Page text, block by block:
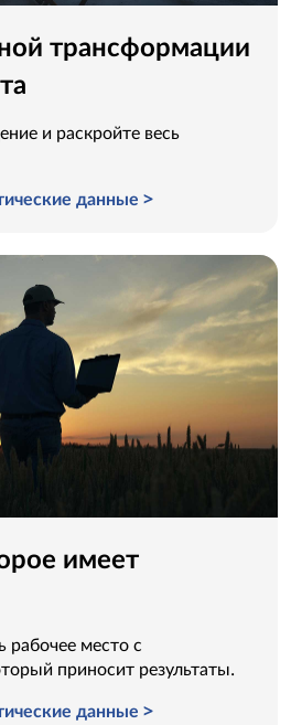
трансформации
и раскройте весь
данные >
имеет
рабочее место с
приносит результаты.
данные >